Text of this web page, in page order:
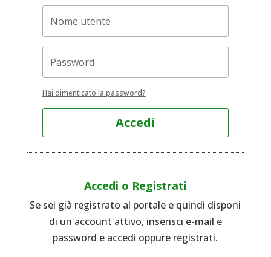
Hai dimenticato la password?
Accedi
Accedi o Registrati
Se sei già registrato al portale e quindi disponi
di un account attivo, inserisci e-mail e
password e accedi oppure registrati.